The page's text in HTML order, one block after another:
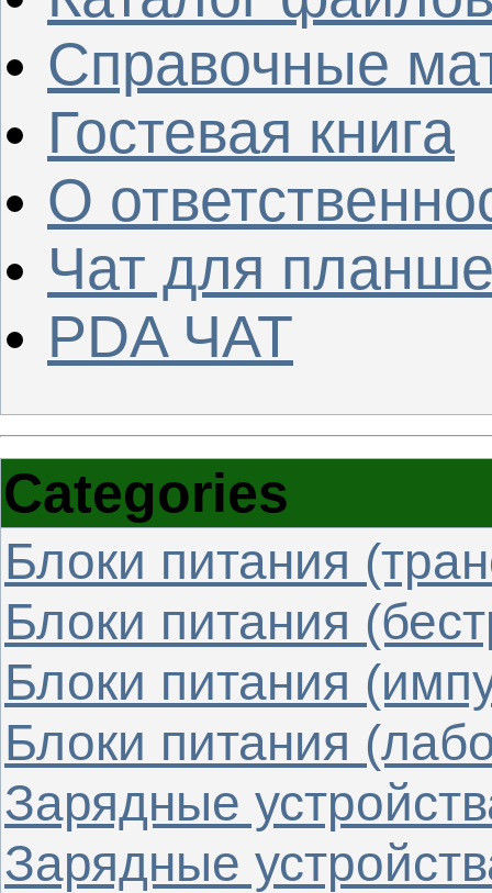
Справочные
Гостевая книга
О
Чат для
PDA ЧАТ
Categories
Блоки питания
Блоки питания
Блоки питания
Блоки питания
Зарядные
Зарядные